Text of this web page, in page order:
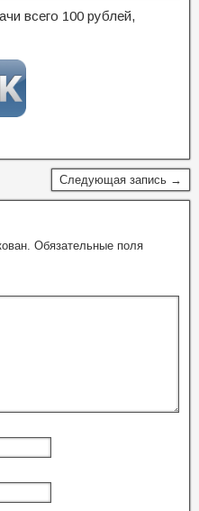
всего 100 рублей,
Следующая запись →
Обязательные поля